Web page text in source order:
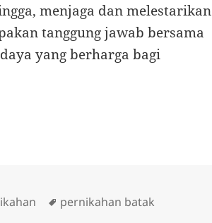
menjaga dan melestarikan
tanggung jawab bersama
yang berharga bagi
Tags
pernikahan batak